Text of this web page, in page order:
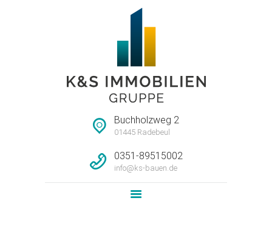
Buchholzweg 2
01445 Radebeul
0351-89515002
info@ks-bauen.de
STARTSEITE
HAUSMEISTERSERVI
UNTERNEHMEN
IMMOBILIEN
LEISTUNG
NEWS